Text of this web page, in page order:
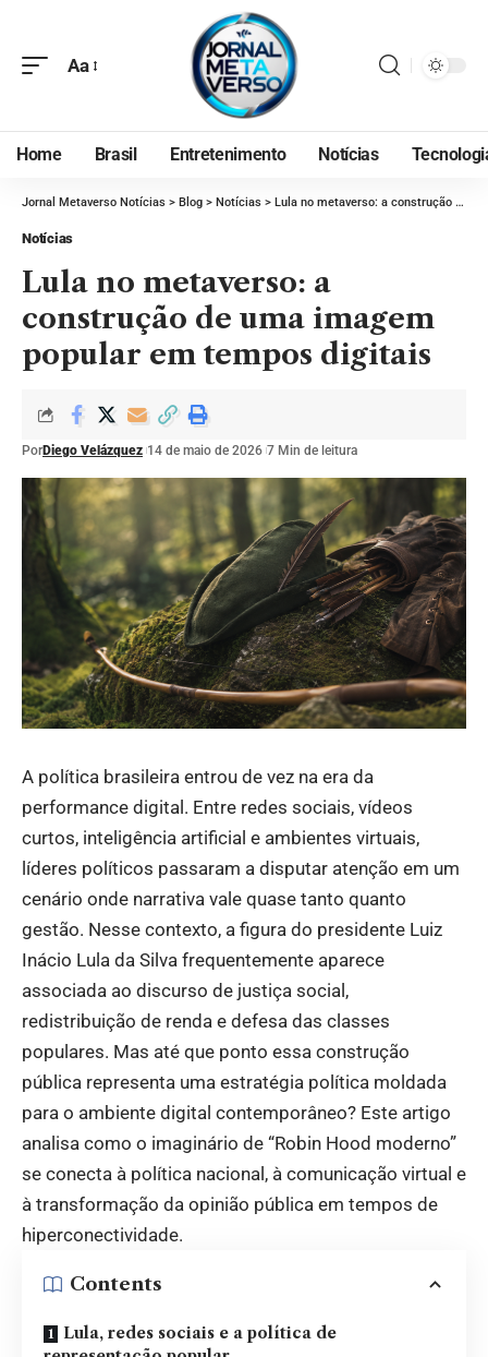
Aa
Home Brasil Entretenimento Notícias
Jornal Metaverso Notícias > Blog > Notícias > Lula no metaverso: a construção de uma imagem popular em tempos digitais
Notícias
Lula no metaverso: a
construção de uma imagem
popular em tempos digitais
PorDiego Velázquez 14 de maio de 2026 7 Min de leitura
A política brasileira entrou de vez na era da
performance digital. Entre redes sociais, vídeos
curtos, inteligência artificial e ambientes virtuais,
líderes políticos passaram a disputar atenção em um
cenário onde narrativa vale quase tanto quanto
gestão. Nesse contexto, a figura do presidente Luiz
Inácio Lula da Silva frequentemente aparece
associada ao discurso de justiça social,
redistribuição de renda e defesa das classes
populares. Mas até que ponto essa construção
pública representa uma estratégia política moldada
para o ambiente digital contemporâneo? Este artigo
analisa como o imaginário de “Robin Hood moderno”
se conecta à política nacional, à comunicação virtual e
à transformação da opinião pública em tempos de
hiperconectividade.
Contents
Lula, redes sociais e a política de